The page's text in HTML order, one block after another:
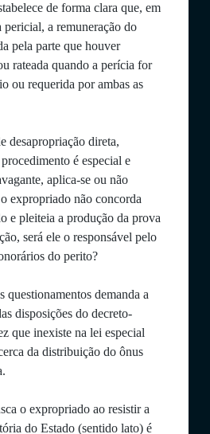
de forma clara que, em
pericial, a remuneração do
pela parte que houver
rateada quando a perícia for
ou requerida por ambas as
desapropriação direta,
é especial e
aplica-se ou não
expropriado não concorda
e pleiteia a produção da prova
será ele o responsável pelo
do perito?
questionamentos demanda a
disposições do decreto-
que inexiste na lei especial
da distribuição do ônus
o expropriado ao resistir a
do Estado (sentido lato) é